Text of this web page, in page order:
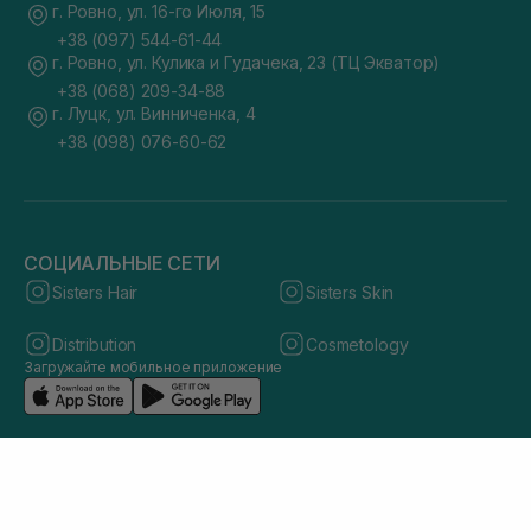
г. Ровно, ул. 16-го Июля, 15
+38 (097) 544-61-44
г. Ровно, ул. Кулика и Гудачека, 23 (ТЦ Экватор)
+38 (068) 209-34-88
г. Луцк, ул. Винниченка, 4
+38 (098) 076-60-62
СОЦИАЛЬНЫЕ СЕТИ
Sisters Hair Sisters Skin
Distribution Cosmetology
Загружайте мобильное приложение